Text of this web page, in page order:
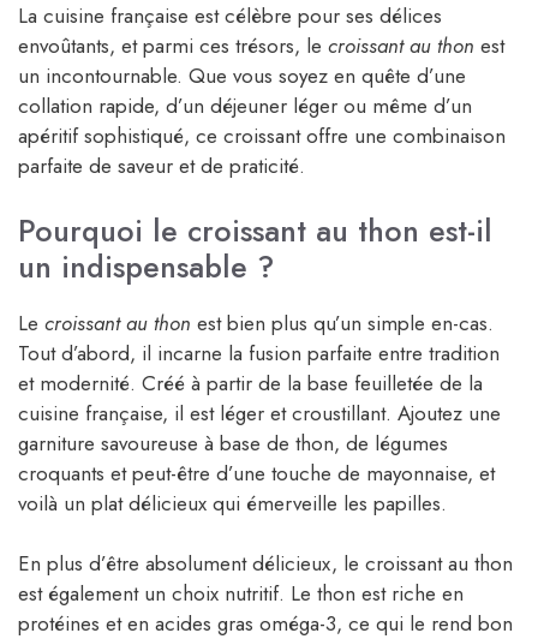
La cuisine française est célèbre pour ses délices
envoûtants, et parmi ces trésors, le croissant au thon est
un incontournable. Que vous soyez en quête d’une
collation rapide, d’un déjeuner léger ou même d’un
apéritif sophistiqué, ce croissant offre une combinaison
parfaite de saveur et de praticité.
Pourquoi le croissant au thon est-il
un indispensable ?
Le croissant au thon est bien plus qu’un simple en-cas.
Tout d’abord, il incarne la fusion parfaite entre tradition
et modernité. Créé à partir de la base feuilletée de la
cuisine française, il est léger et croustillant. Ajoutez une
garniture savoureuse à base de thon, de légumes
croquants et peut-être d’une touche de mayonnaise, et
voilà un plat délicieux qui émerveille les papilles.
En plus d’être absolument délicieux, le croissant au thon
est également un choix nutritif. Le thon est riche en
protéines et en acides gras oméga-3, ce qui le rend bon